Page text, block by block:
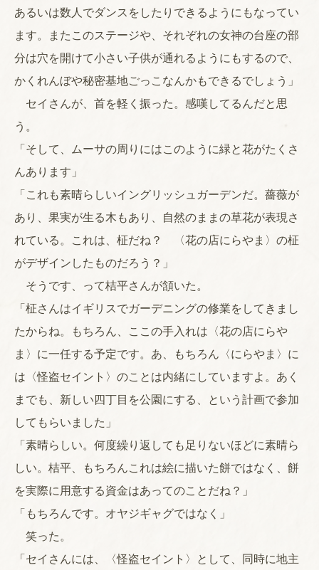
あるいは数人でダンスをしたりできるようにもなってい
ます。またこのステージや、それぞれの女神の台座の部
分は穴を開けて小さい子供が通れるようにもするので、
かくれんぼや秘密基地ごっこなんかもできるでしょう」
セイさんが、首を軽く振った。感嘆してるんだと思
う。
「そして、ムーサの周りにはこのように緑と花がたくさ
んあります」
「これも素晴らしいイングリッシュガーデンだ。薔薇が
あり、果実が生る木もあり、自然のままの草花が表現さ
れている。これは、柾だね？ 〈花の店にらやま〉の柾
がデザインしたものだろう？」
そうです、って桔平さんが頷いた。
「柾さんはイギリスでガーデニングの修業をしてきまし
たからね。もちろん、ここの手入れは〈花の店にらや
ま〉に一任する予定です。あ、もちろん〈にらやま〉に
は〈怪盗セイント〉のことは内緒にしていますよ。あく
までも、新しい四丁目を公園にする、という計画で参加
してもらいました」
「素晴らしい。何度繰り返しても足りないほどに素晴ら
しい。桔平、もちろんこれは絵に描いた餅ではなく、餅
を実際に用意する資金はあってのことだね？」
「もちろんです。オヤジギャグではなく」
笑った。
「セイさんには、〈怪盗セイント〉として、同時に地主